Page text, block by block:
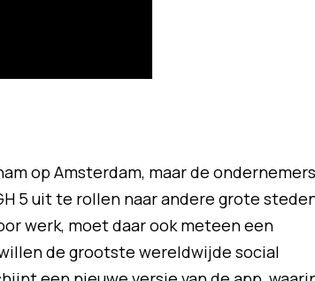
op Amsterdam, maar de ondernemers
5 uit te rollen naar andere grote
werk, moet daar ook meteen een
de grootste wereldwijde social